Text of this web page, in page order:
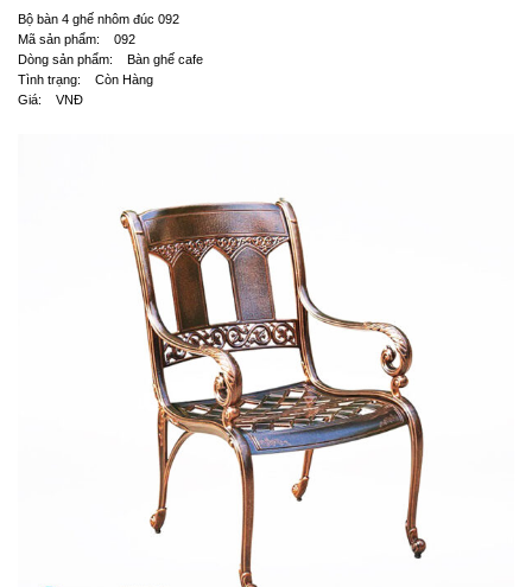
Bộ bàn 4 ghế nhôm đúc 092
Mã sản phẩm: 092
Dòng sản phẩm: Bàn ghế cafe
Tình trạng: Còn Hàng
Giá: VNĐ